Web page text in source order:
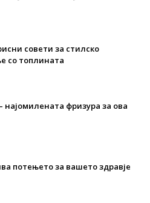
совети за стилско
со топлината
најомилената фризура за ова
потењето за вашето здравје